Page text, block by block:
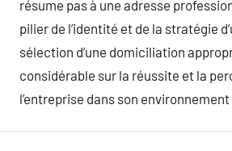
résume pas à une adresse
pilier de l’identité et de la stratégie
sélection d’une domiciliation
considérable sur la réussite et la
l’entreprise dans son